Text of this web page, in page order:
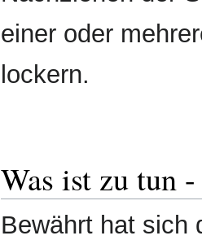
einer oder
lockern.
Was ist zu tun
Bewährt hat sich